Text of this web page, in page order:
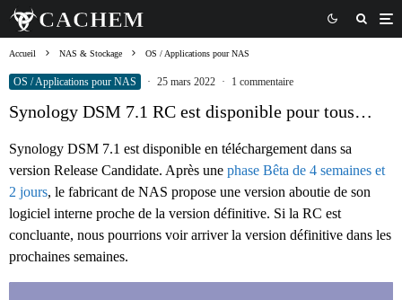
Accueil NAS & Stockage OS / Applications pour NAS
OS / Applications pour NAS · 25 mars 2022 · 1 commentaire
Synology DSM 7.1 RC est disponible pour tous…
Synology DSM 7.1 est disponible en téléchargement dans sa
version Release Candidate. Après une phase Bêta de 4 semaines et
2 jours, le fabricant de NAS propose une version aboutie de son
logiciel interne proche de la version définitive. Si la RC est
concluante, nous pourrions voir arriver la version définitive dans les
prochaines semaines.